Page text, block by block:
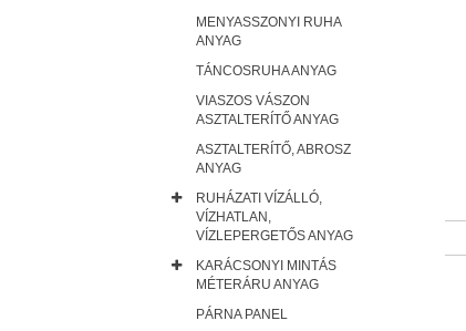
MENYASSZONYI RUHA
ANYAG
TÁNCOSRUHA ANYAG
VIASZOS VÁSZON
ASZTALTERÍTŐ ANYAG
ASZTALTERÍTŐ, ABROSZ
ANYAG
RUHÁZATI VÍZÁLLÓ,
VÍZHATLAN,
VÍZLEPERGETŐS ANYAG
KARÁCSONYI MINTÁS
MÉTERÁRU ANYAG
PÁRNA PANEL